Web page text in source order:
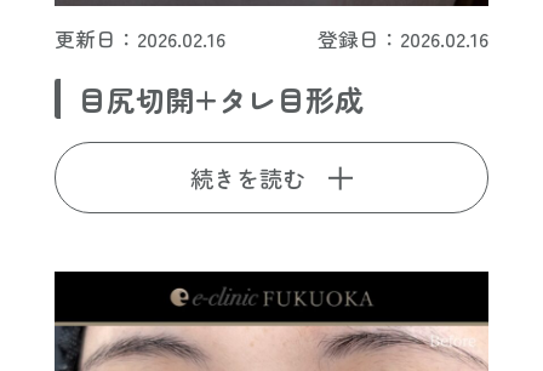
更新日：2026.02.16 登録日：2026.02.16
目尻切開+タレ目形成
続きを読む